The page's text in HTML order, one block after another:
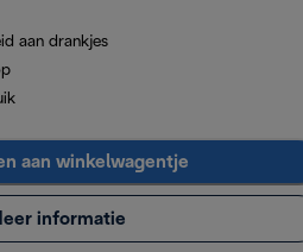
aan drankjes
aan winkelwagentje
informatie